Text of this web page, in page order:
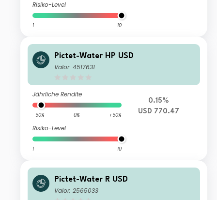
Risiko-Level
1 10
Pictet-Water HP USD
Valor: 4517631
Jährliche Rendite
-50% 0% +50%
Risiko-Level
1 10
0.15%
USD 770.47
Pictet-Water R USD
Valor: 2565033